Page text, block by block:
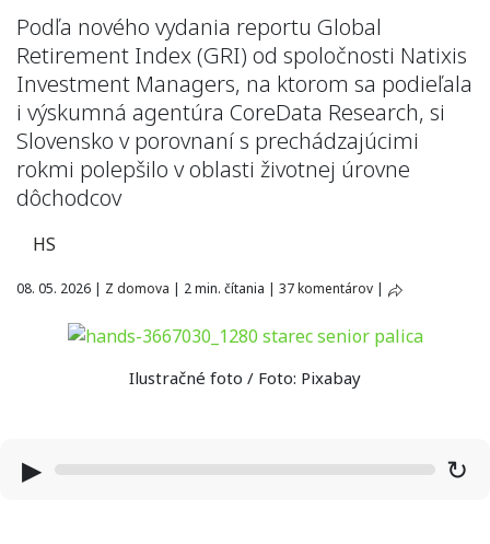
Podľa nového vydania reportu Global
Retirement Index (GRI) od spoločnosti Natixis
Investment Managers, na ktorom sa podieľala
i výskumná agentúra CoreData Research, si
Slovensko v porovnaní s prechádzajúcimi
rokmi polepšilo v oblasti životnej úrovne
dôchodcov
HS
08. 05. 2026 | Z domova | 2 min. čítania | 37 komentárov |
Ilustračné foto / Foto: Pixabay
▶ ↻